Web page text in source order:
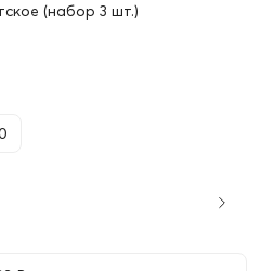
(набор 3 шт.)